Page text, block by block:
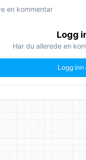
en kommentar
Logg
Har du allerede en
Logg inn